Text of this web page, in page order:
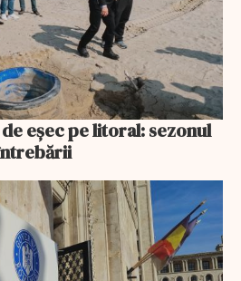
eșec pe litoral: sezonul